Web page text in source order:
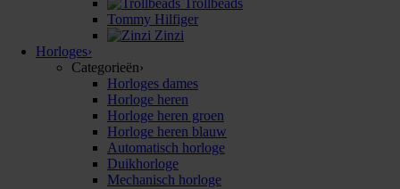
Trollbeads
Tommy Hilfiger
Zinzi
Horloges›
Categorieën›
Horloges dames
Horloge heren
Horloge heren groen
Horloge heren blauw
Automatisch horloge
Duikhorloge
Mechanisch horloge